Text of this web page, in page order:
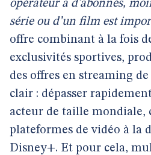
opérateur a d’abonnés,
série ou d’un film est
offre combinant à la fois
exclusivités sportives,
des offres en streaming
clair : dépasser
acteur de taille mondiale,
plateformes de vidéo à la
Disney+. Et pour cela,